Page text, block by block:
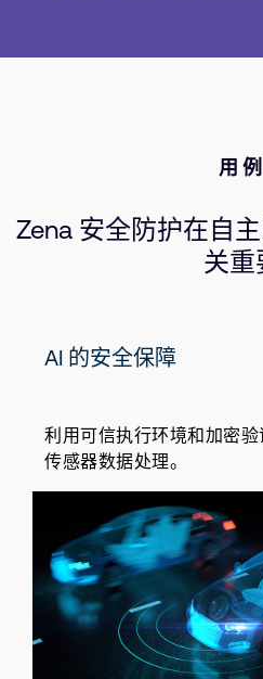
用例
Zena 安全防护在自
关重
AI 的安全保障
利用可信执行环境和加密
传感器数据处理。